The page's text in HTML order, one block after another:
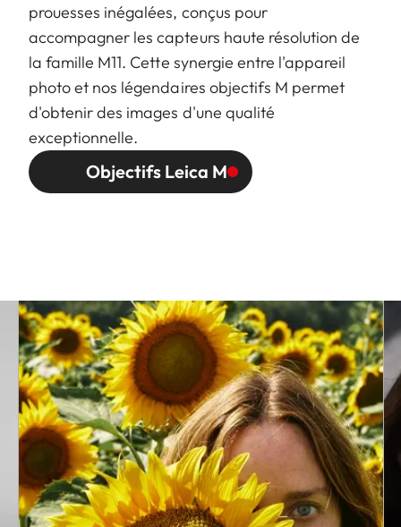
prouesses inégalées, conçus pour
accompagner les capteurs haute résolution de
la famille M11. Cette synergie entre l'appareil
photo et nos légendaires objectifs M permet
d'obtenir des images d'une qualité
exceptionnelle.
Objectifs Leica M